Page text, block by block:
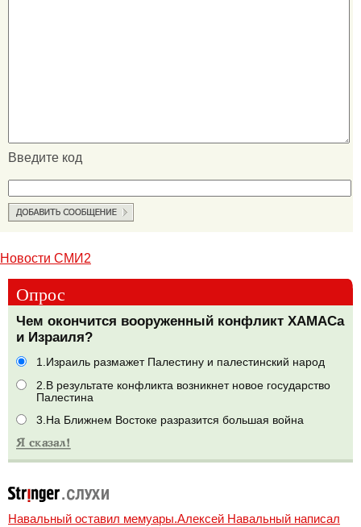
Введите код
Новости СМИ2
Опрос
Чем окончится вооруженный конфликт ХАМАСа
и Израиля?
1.Израиль размажет Палестину и палестинский народ
2.В результате конфликта возникнет новое государство
Палестина
3.На Ближнем Востоке разразится большая война
Навальный оставил мемуары.Алексей Навальный написал